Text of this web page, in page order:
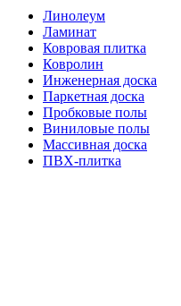
Линолеум
Ламинат
Ковровая плитка
Ковролин
Инженерная доска
Паркетная доска
Пробковые полы
Виниловые полы
Массивная доска
ПВХ-плитка